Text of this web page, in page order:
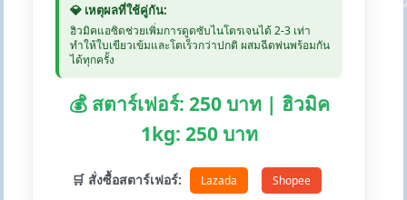
💎 เหตุผลที่ใช้คู่กัน:
ฮิวมิคแอซิดช่วยเพิ่มการดูดซับไนโตรเจนได้ 2-3 เท่า
ทำให้ใบเขียวเข้มและโตเร็วกว่าปกติ ผสมฉีดพ่นพร้อมกัน
ได้ทุกครั้ง
💰 สตาร์เฟอร์: 250 บาท | ฮิวมิค
1kg: 250 บาท
🛒 สั่งซื้อสตาร์เฟอร์: Lazada Shopee